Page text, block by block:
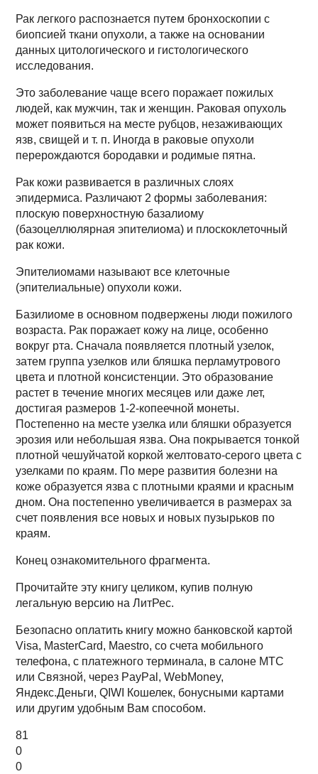
Рак легкого распознается путем бронхоскопии с
биопсией ткани опухоли, а также на основании
данных цитологического и гистологического
исследования.
Это заболевание чаще всего поражает пожилых
людей, как мужчин, так и женщин. Раковая опухоль
может появиться на месте рубцов, незаживающих
язв, свищей и т. п. Иногда в раковые опухоли
перерождаются бородавки и родимые пятна.
Рак кожи развивается в различных слоях
эпидермиса. Различают 2 формы заболевания:
плоскую поверхностную базалиому
(базоцеллюлярная эпителиома) и плоскоклеточный
рак кожи.
Эпителиомами называют все клеточные
(эпителиальные) опухоли кожи.
Базилиоме в основном подвержены люди пожилого
возраста. Рак поражает кожу на лице, особенно
вокруг рта. Сначала появляется плотный узелок,
затем группа узелков или бляшка перламутрового
цвета и плотной консистенции. Это образование
растет в течение многих месяцев или даже лет,
достигая размеров 1-2-копеечной монеты.
Постепенно на месте узелка или бляшки образуется
эрозия или небольшая язва. Она покрывается тонкой
плотной чешуйчатой коркой желтовато-серого цвета с
узелками по краям. По мере развития болезни на
коже образуется язва с плотными краями и красным
дном. Она постепенно увеличивается в размерах за
счет появления все новых и новых пузырьков по
краям.
Конец ознакомительного фрагмента.
Прочитайте эту книгу целиком, купив полную
легальную версию на ЛитРес.
Безопасно оплатить книгу можно банковской картой
Visa, MasterCard, Maestro, со счета мобильного
телефона, с платежного терминала, в салоне МТС
или Связной, через PayPal, WebMoney,
Яндекс.Деньги, QIWI Кошелек, бонусными картами
или другим удобным Вам способом.
81
0
0